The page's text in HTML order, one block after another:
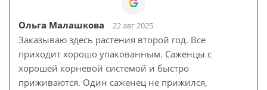
Ольга Малашкова 22 авг 2025
Заказываю здесь растения второй год. Все
приходит хорошо упакованным. Саженцы с
хорошей корневой системой и быстро
приживаются. Один саженец не прижился,